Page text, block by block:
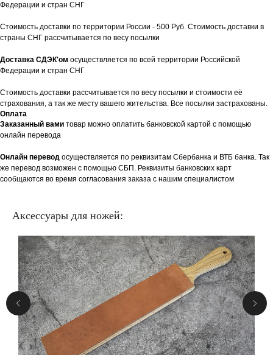
Федерации и стран СНГ
Стоимость доставки по территории России - 500 Руб. Стоимость доставки в
страны СНГ рассчитывается по весу посылки
Доставка СДЭК'ом осуществляется по всей территории Российской
Федерации и стран СНГ
Стоимость доставки рассчитывается по весу посылки и стоимости её
страхования, а так же месту вашего жительства. Все посылки застрахованы.
Оплата
Заказанный вами товар можно оплатить банковской картой с помощью
онлайн перевода
Онлайн перевод осуществляется по реквизитам Сбербанка и ВТБ банка. Так
же перевод возможен с помощью СБП. Реквизиты банковских карт
сообщаются во время согласования заказа с нашим специалистом
Аксессуары для ножей: